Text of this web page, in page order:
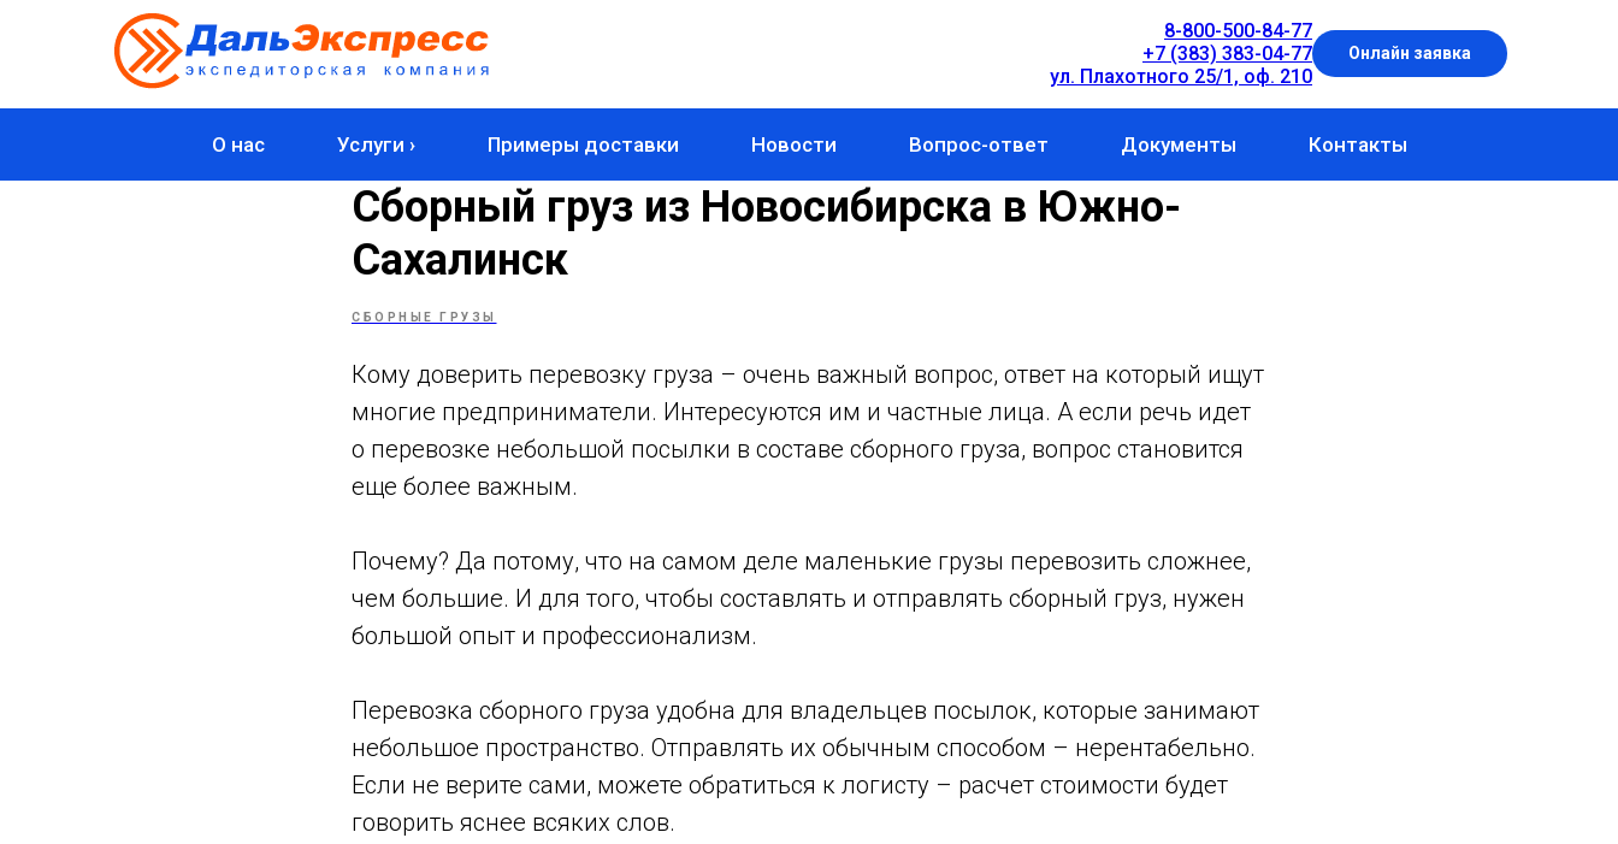
8-800-500-84-77
+7 (383) 383-04-77
ул. Плахотного 25/1, оф. 210
Онлайн заявка
О нас Услуги › Примеры доставки Новости Вопрос-ответ Документы Контакты
Сборный груз из Новосибирска в Южно-
Сахалинск
СБОРНЫЕ ГРУЗЫ
Кому доверить перевозку груза – очень важный вопрос, ответ на который ищут
многие предприниматели. Интересуются им и частные лица. А если речь идет
о перевозке небольшой посылки в составе сборного груза, вопрос становится
еще более важным.
Почему? Да потому, что на самом деле маленькие грузы перевозить сложнее,
чем большие. И для того, чтобы составлять и отправлять сборный груз, нужен
большой опыт и профессионализм.
Перевозка сборного груза удобна для владельцев посылок, которые занимают
небольшое пространство. Отправлять их обычным способом – нерентабельно.
Если не верите сами, можете обратиться к логисту – расчет стоимости будет
говорить яснее всяких слов.